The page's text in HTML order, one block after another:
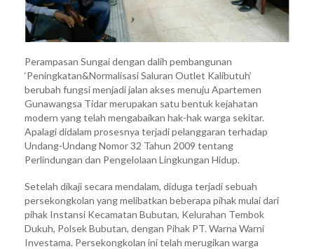
Perampasan Sungai dengan dalih pembangunan
‘Peningkatan&Normalisasi Saluran Outlet Kalibutuh’
berubah fungsi menjadi jalan akses menuju Apartemen
Gunawangsa Tidar merupakan satu bentuk kejahatan
modern yang telah mengabaikan hak-hak warga sekitar.
Apalagi didalam prosesnya terjadi pelanggaran terhadap
Undang-Undang Nomor 32 Tahun 2009 tentang
Perlindungan dan Pengelolaan Lingkungan Hidup.
Setelah dikaji secara mendalam, diduga terjadi sebuah
persekongkolan yang melibatkan beberapa pihak mulai dari
pihak Instansi Kecamatan Bubutan, Kelurahan Tembok
Dukuh, Polsek Bubutan, dengan Pihak PT. Warna Warni
Investama. Persekongkolan ini telah merugikan warga